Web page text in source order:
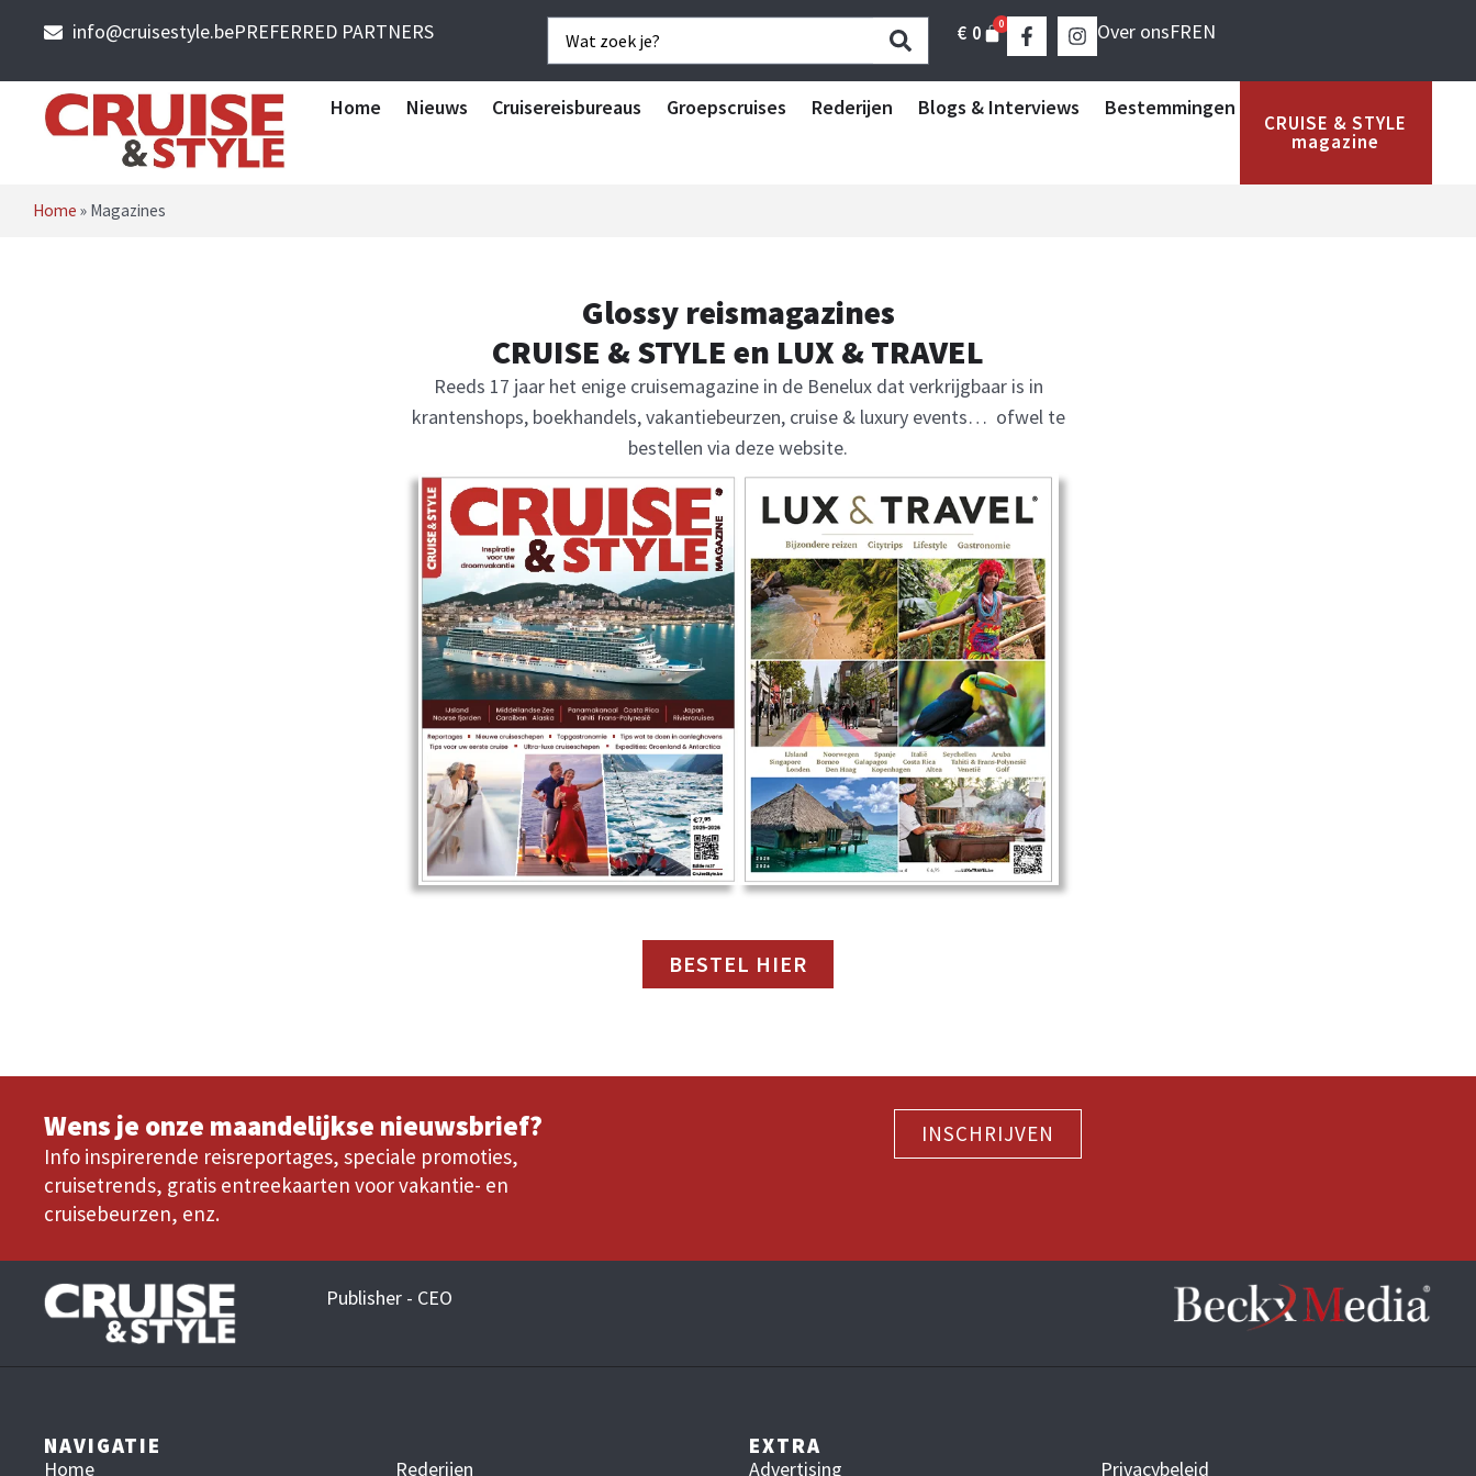
info@cruisestyle.bePREFERRED PARTNERS € 0 0 Over onsFREN
Home Nieuws Cruisereisbureaus Groepscruises Rederijen Blogs & Interviews Bestemmingen
CRUISE & STYLE
magazine
Home » Magazines
Glossy reismagazines
CRUISE & STYLE en LUX & TRAVEL
Reeds 17 jaar het enige cruisemagazine in de Benelux dat verkrijgbaar is in
krantenshops, boekhandels, vakantiebeurzen, cruise & luxury events… ofwel te
bestellen via deze website.
BESTEL HIER
Wens je onze maandelijkse nieuwsbrief?
Info inspirerende reisreportages, speciale promoties,
cruisetrends, gratis entreekaarten voor vakantie- en
cruisebeurzen, enz.
INSCHRIJVEN
Publisher - CEO
NAVIGATIE
Home Rederijen
EXTRA
Advertising Privacybeleid